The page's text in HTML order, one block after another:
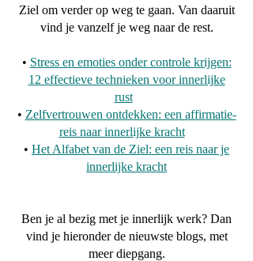
Ziel om verder op weg te gaan. Van daaruit
vind je vanzelf je weg naar de rest.
• Stress en emoties onder controle krijgen:
12 effectieve technieken voor innerlijke
rust
• Zelfvertrouwen ontdekken: een affirmatie-
reis naar innerlijke kracht
• Het Alfabet van de Ziel: een reis naar je
innerlijke kracht
Ben je al bezig met je innerlijk werk? Dan
vind je hieronder de nieuwste blogs, met
meer diepgang.